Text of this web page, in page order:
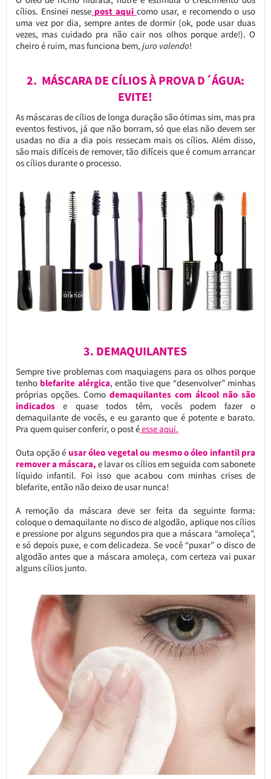
cílios. Ensinei nesse post aqui como usar, e recomendo o uso
uma vez por dia, sempre antes de dormir (ok, pode usar duas
vezes, mas cuidado pra não cair nos olhos porque arde!). O
cheiro é ruim, mas funciona bem, juro valendo!
2. MÁSCARA DE CÍLIOS À PROVA D´ÁGUA:
EVITE!
As máscaras de cílios de longa duração são ótimas sim, mas pra
eventos festivos, já que não borram, só que elas não devem ser
usadas no dia a dia pois ressecam mais os cílios. Além disso,
são mais difíceis de remover, tão difíceis que é comum arrancar
os cílios durante o processo.
3. DEMAQUILANTES
Sempre tive problemas com maquiagens para os olhos porque
tenho blefarite alérgica, então tive que “desenvolver” minhas
próprias opções. Como demaquilantes com álcool não são
indicadose quase todos têm, vocês podem fazer o
demaquilante de vocês, e eu garanto que é potente e barato.
Pra quem quiser conferir, o post éesse aqui.
Outa opção é usar óleo vegetal ou mesmo o óleo infantil pra
remover a máscara,e lavar os cílios em seguida com sabonete
líquido infantil. Foi isso que acabou com minhas crises de
blefarite, então não deixo de usar nunca!
A remoção da máscara deve ser feita da seguinte forma:
coloque o demaquilante no disco de algodão, aplique nos cílios
e pressione por alguns segundos pra que a máscara “amoleça”,
e só depois puxe, e com delicadeza. Se você “puxar” o disco de
algodão antes que a máscara amoleça, com certeza vai puxar
alguns cílios junto.